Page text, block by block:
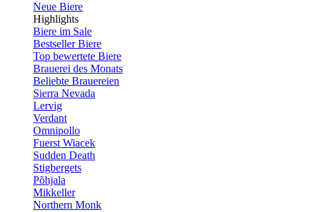
Neue Biere
Highlights
Biere im Sale
Bestseller Biere
Top bewertete Biere
Brauerei des Monats
Beliebte Brauereien
Sierra Nevada
Lervig
Verdant
Omnipollo
Fuerst Wiacek
Sudden Death
Stigbergets
Põhjala
Mikkeller
Northern Monk